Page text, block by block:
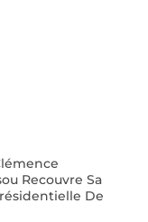
Recouvre Sa
De